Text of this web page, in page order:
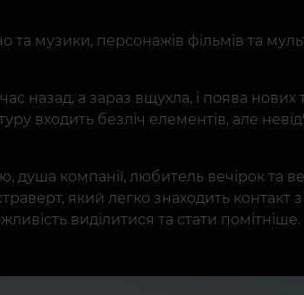
та музики, персонажів фільмів та
назад, а зараз вщухла, і поява нових
входить безліч елементів, але
компанії, любитель вечірок та
який легко знаходить
виділитися та стати помітніше.